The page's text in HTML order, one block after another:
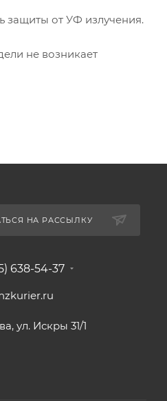
защиты от УФ излучения.
не возникает
НА РАССЫЛКУ
638-54-37
ул. Искры 31/1